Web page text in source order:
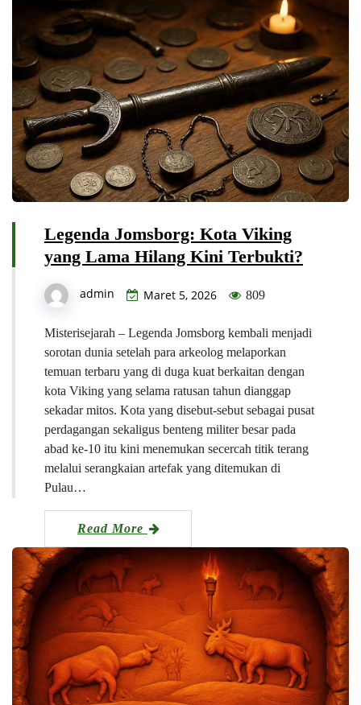
Legenda Jomsborg: Kota Viking
yang Lama Hilang Kini Terbukti?
admin Maret 5, 2026 809
Misterisejarah – Legenda Jomsborg kembali menjadi
sorotan dunia setelah para arkeolog melaporkan
temuan terbaru yang di duga kuat berkaitan dengan
kota Viking yang selama ratusan tahun dianggap
sekadar mitos. Kota yang disebut-sebut sebagai pusat
perdagangan sekaligus benteng militer besar pada
abad ke-10 itu kini menemukan secercah titik terang
melalui serangkaian artefak yang ditemukan di
Pulau…
Read More